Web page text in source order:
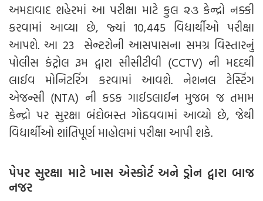
અમદાવાદ શહેરમાં આ પરીક્ષા માટે કુલ ૨૩ કેન્દ્રો નક્કી
કરવામાં આવ્યા છે, જ્યાં 10,445 વિદ્યાર્થીઓ પરીક્ષા
આપશે. આ 23 સેન્ટરોની આસપાસના સમગ્ર વિસ્તારનું
પોલીસ કંટ્રોલ રૂમ દ્વારા સીસીટીવી (CCTV) ની મદદથી
લાઈવ મોનિટરિંગ કરવામાં આવશે. નેશનલ ટેસ્ટિંગ
એજન્સી (NTA) ની કડક ગાઈડલાઈન મુજબ જ તમામ
કેન્દ્રો પર સુરક્ષા બંદોબસ્ત ગોઠવવામાં આવ્યો છે, જેથી
વિદ્યાર્થીઓ શાંતિપૂર્ણ માહોલમાં પરીક્ષા આપી શકે.
પેપર સુરક્ષા માટે ખાસ એસ્કોર્ટ અને ડ્રોન દ્વારા બાજ
નજર